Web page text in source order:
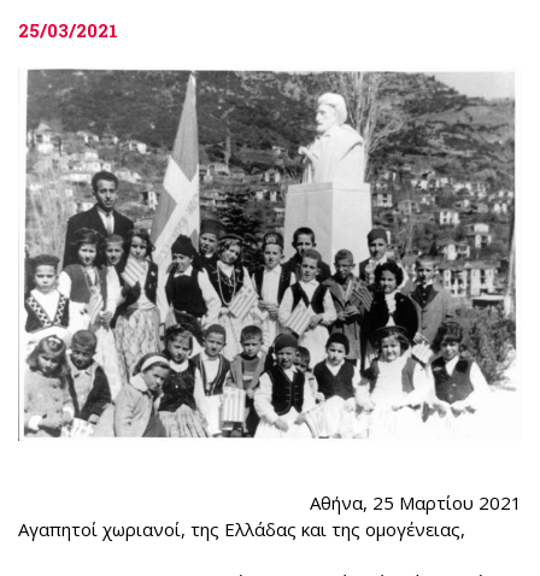
25/03/2021
Αθήνα, 25 Μαρτίου 2021
Αγαπητοί χωριανοί, της Ελλάδας και της ομογένειας,